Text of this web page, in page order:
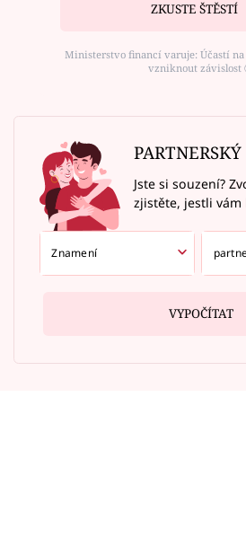
ZKUSTE ŠTĚSTÍ
Ministerstvo financí varuje: Účastí
vzniknout
Jste si souzení?
zjistěte, jestli vám
VYPOČÍTAT